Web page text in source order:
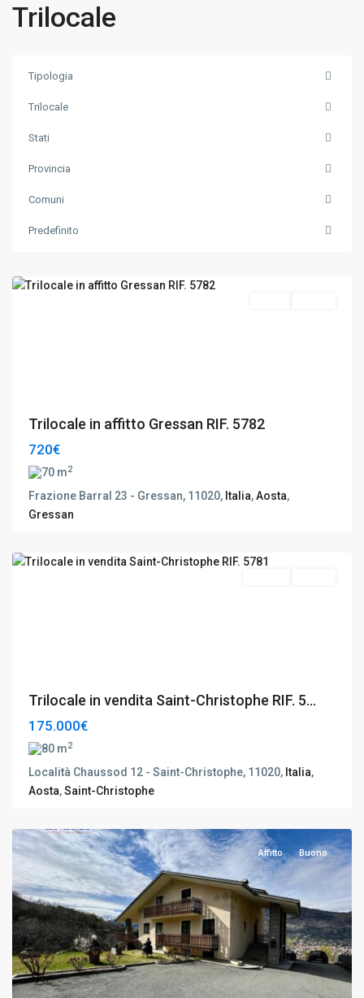
Trilocale
Tipologia
Trilocale
Stati
Provincia
Comuni
Predefinito
Trilocale in affitto Gressan RIF. 5782
720€
70 m2
Frazione Barral 23 - Gressan, 11020, Italia,Aosta,
Gressan
Saint-
Christophe
Trilocale in vendita Saint-Christophe RIF. 5...
175.000€
80 m2
Località Chaussod 12 - Saint-Christophe, 11020, Italia,
Aosta,Saint-Christophe
Charvensod,
Affitto Buono